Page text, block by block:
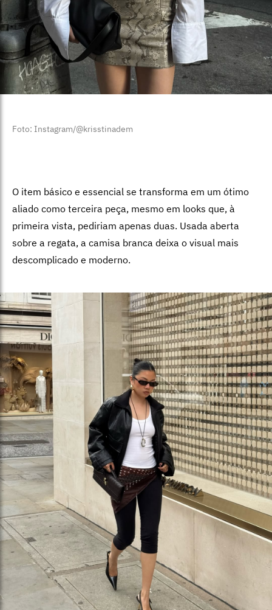
Foto: Instagram/@krisstinadem
O item básico e essencial se transforma em um ótimo
aliado como terceira peça, mesmo em looks que, à
primeira vista, pediriam apenas duas. Usada aberta
sobre a regata, a camisa branca deixa o visual mais
descomplicado e moderno.